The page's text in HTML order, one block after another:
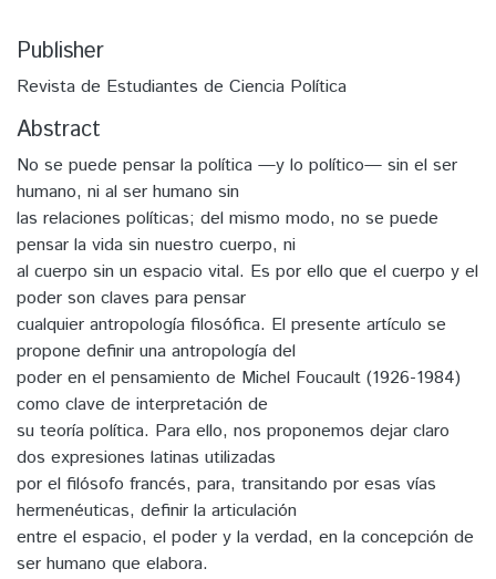
Publisher
Revista de Estudiantes de Ciencia Política
Abstract
No se puede pensar la política —y lo político— sin el ser
humano, ni al ser humano sin
las relaciones políticas; del mismo modo, no se puede
pensar la vida sin nuestro cuerpo, ni
al cuerpo sin un espacio vital. Es por ello que el cuerpo y el
poder son claves para pensar
cualquier antropología filosófica. El presente artículo se
propone definir una antropología del
poder en el pensamiento de Michel Foucault (1926-1984)
como clave de interpretación de
su teoría política. Para ello, nos proponemos dejar claro
dos expresiones latinas utilizadas
por el filósofo francés, para, transitando por esas vías
hermenéuticas, definir la articulación
entre el espacio, el poder y la verdad, en la concepción de
ser humano que elabora.